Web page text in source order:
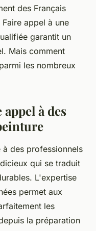
des Français
appel à une
garantit un
Mais comment
les nombreux
appel à des
des professionnels
qui se traduit
L'expertise
permet aux
les
la préparation